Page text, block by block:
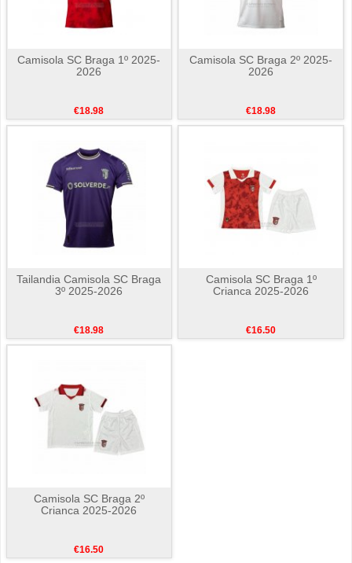
Camisola SC Braga 1º 2025-
2026
€18.98
Camisola SC Braga 2º 2025-
2026
€18.98
Tailandia Camisola SC Braga
3º 2025-2026
€18.98
Camisola SC Braga 1º
Crianca 2025-2026
€16.50
Camisola SC Braga 2º
Crianca 2025-2026
€16.50